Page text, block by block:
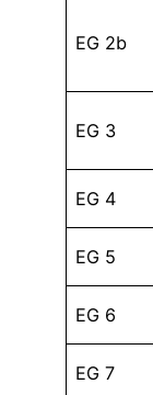
EG 2b
EG 3
EG 4
EG 5
EG 6
EG 7